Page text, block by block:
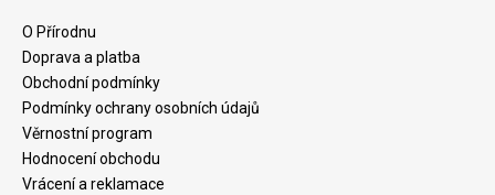
O Přírodnu
Doprava a platba
Obchodní podmínky
Podmínky ochrany osobních údajů
Věrnostní program
Hodnocení obchodu
Vrácení a reklamace